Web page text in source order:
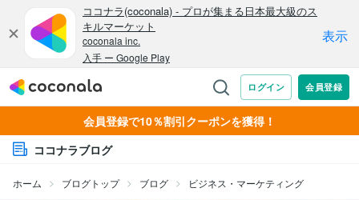
会員登録で10％割引クーポンを獲得！
ココナラブログ
ホーム ブログトップ ブログ ビジネス・マーケティング